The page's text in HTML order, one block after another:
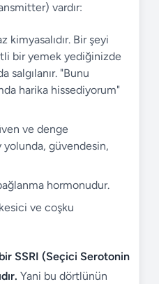
vardır:
kimyasalıdır. Bir şeyi
bir yemek yediğinizde
salgılanır. "Bunu
harika hissediyorum"
ve denge
yolunda, güvendesin,
hormonudur.
ve coşku
SSRI (Seçici Serotonin
Yani bu dörtlünün